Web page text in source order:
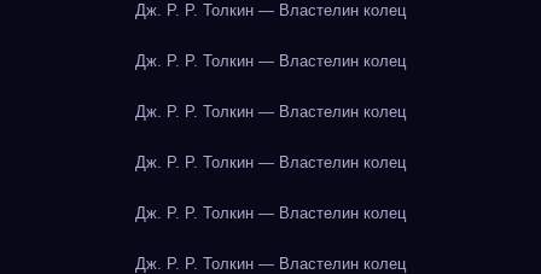
Дж. Р. Р. Толкин — Властелин колец
Дж. Р. Р. Толкин — Властелин колец
Дж. Р. Р. Толкин — Властелин колец
Дж. Р. Р. Толкин — Властелин колец
Дж. Р. Р. Толкин — Властелин колец
Дж. Р. Р. Толкин — Властелин колец